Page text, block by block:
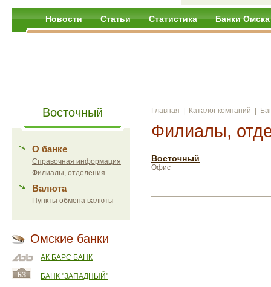
Новости Статьи Статистика Банки Омска
Восточный
О банке
Справочная информация
Филиалы, отделения
Валюта
Пункты обмена валюты
Омские банки
АК БАРС БАНК
БАНК "ЗАПАДНЫЙ"
Главная Каталог компаний
Филиалы,
Восточный
Офис